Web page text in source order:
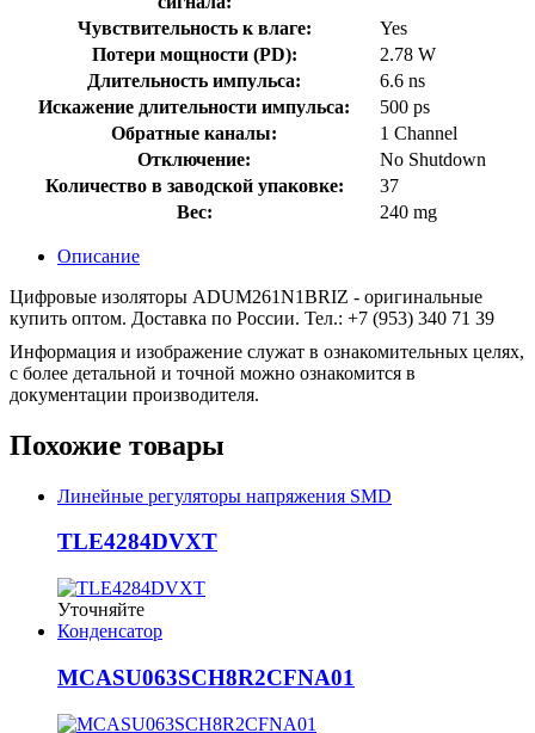
Чувствительность к влаге:
Yes
Потери мощности (PD):
2.78 W
Длительность импульса:
6.6 ns
Искажение длительности импульса:
500 ps
Обратные каналы:
1 Channel
Отключение:
No Shutdown
Количество в заводской упаковке:
37
Вес:
240 mg
Описание
Цифровые изоляторы ADUM261N1BRIZ - оригинальные
купить оптом. Доставка по России. Тел.: +7 (953) 340 71 39
Информация и изображение служат в ознакомительных целях,
с более детальной и точной можно ознакомится в
документации производителя.
Похожие товары
Линейные регуляторы напряжения SMD
TLE4284DVXT
Уточняйте
Конденсатор
MCASU063SCH8R2CFNA01